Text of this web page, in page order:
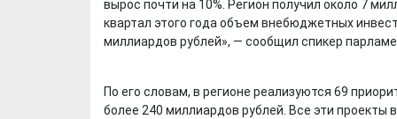
вырос почти на 10%. Регион получил около 7
квартал этого года объем внебюджетных
миллиардов рублей», — сообщил спикер
По его словам, в регионе реализуются 69
более 240 миллиардов рублей. Все эти